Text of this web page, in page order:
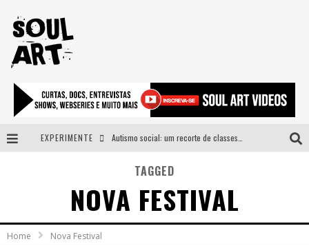
EXPERIMENTE
A subida da rampa é diferente!
Faça o bem! Mas, sem olhar a quem!?
Novo single de Arnaldo Tifu, “De Testa” explora brasilidade em sons, cores e símbolos
TAGGED
NOVA FESTIVAL
Home Nova Festival